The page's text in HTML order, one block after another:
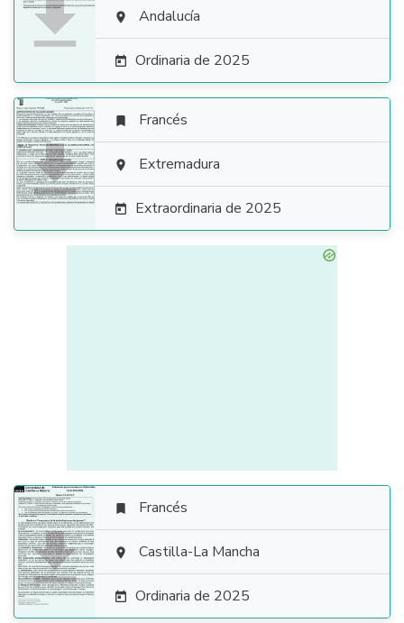
  Andalucía
 Ordinaria de 2025

 Francés
 Extremadura
 Extraordinaria de 2025

 Francés
 Castilla-La Mancha
 Ordinaria de 2025